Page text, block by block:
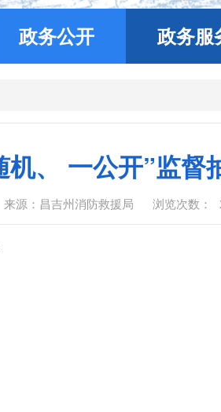
政务公开 政务服
、 一公开”监督
来源：昌吉州消防救援局 浏览次数：